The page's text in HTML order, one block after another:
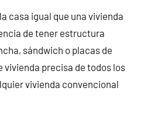
casa igual que una vivienda
de tener estructura
sándwich o placas de
precisa de todos los
vivienda convencional